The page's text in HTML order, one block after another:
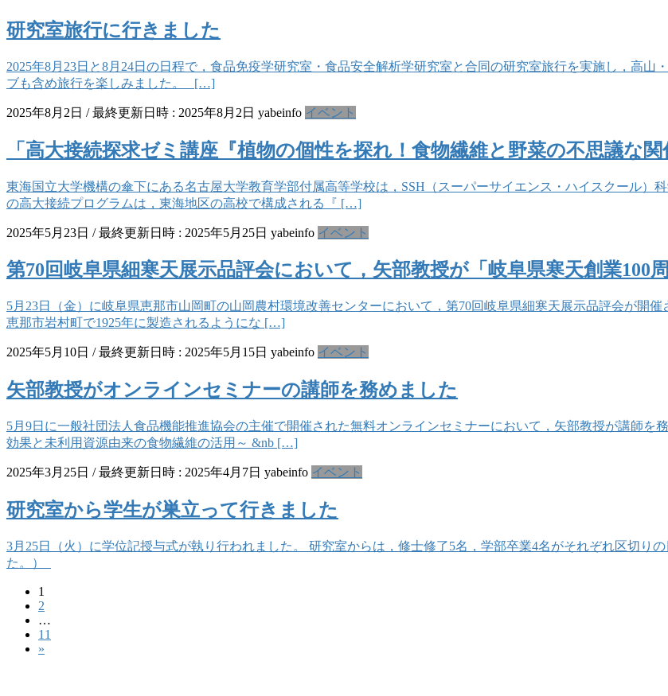
研究室旅行に行きました
2025年8月23日と8月24日の日程で，食品免疫学研究室・食品安全解析学研究室と合同の研究室旅行を実施し，高
ブも含め旅行を楽しみました。 […]
2025年8月2日 / 最終更新日時 : 2025年8月2日 yabeinfo イベント
「高大接続探求ゼミ講座『植物の個性を探れ！食物繊維と野菜の不思議な
東海国立大学機構の傘下にある名古屋大学教育学部付属高等学校は，SSH（スーパーサイエンス・ハイスクール）
の高大接続プログラムは，東海地区の高校で構成される『 […]
2025年5月23日 / 最終更新日時 : 2025年5月25日 yabeinfo イベント
第70回岐阜県細寒天展示品評会において，矢部教授が「岐阜県寒天創業100
5月23日（金）に岐阜県恵那市山岡町の山岡農村環境改善センターにおいて，第70回岐阜県細寒天展示品評会が開
恵那市岩村町で1925年に製造されるようにな […]
2025年5月10日 / 最終更新日時 : 2025年5月15日 yabeinfo イベント
矢部教授がオンラインセミナーの講師を務めました
5月9日に一般社団法人食品機能推進協会の主催で開催された無料オンラインセミナーにおいて，矢部教授が講師
効果と未利用資源由来の食物繊維の活用～ &nb […]
2025年3月25日 / 最終更新日時 : 2025年4月7日 yabeinfo イベント
研究室から学生が巣立って行きました
3月25日（火）に学位記授与式が執り行われました。 研究室からは，修士修了5名，学部卒業4名がそれぞれ区切り
た。）
固
定
ペ
ー
ジ
1
固
定
ペ
ー
2
…
固
定
11
»